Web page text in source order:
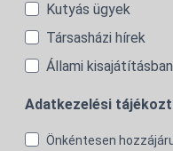
Kutyás ügyek
Társasházi hírek
Állami
Adatkezelési
Önkéntesen